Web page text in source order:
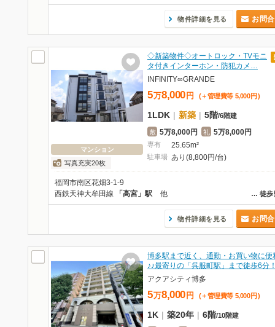
物件詳細を見る お問
マンション
写真充実20枚
◇新築物件◇オートロック・TVモニ
タ付きインターホン・防犯カメ…
INFINITY∞GRANDE
5万8,000 円 (＋管理費等 5,000 円 )
1LDK | 新築 | 5階/6階建
敷 5万8,000円 礼 5万8,000円
専有 25.65m²
駐車場 あり(8,800円/台)
福岡市南区花畑3-1-9
… 徒歩
西鉄天神大牟田線 「高宮」駅 他
物件詳細を見る お問
博多駅まで近く、通勤・お買い物に便
♪♪最寄りの「呉服町駅」まで徒歩6分
アクアシティ博多
5万8,000 円 (＋管理費等 5,000 円 )
1K | 築20年 | 6階/10階建